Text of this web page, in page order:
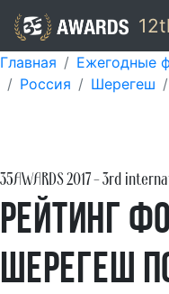
Главная Ежегодные
Россия
Шерегеш
35AWARDS2017- 3rd
Рейтинг
Шерегеш